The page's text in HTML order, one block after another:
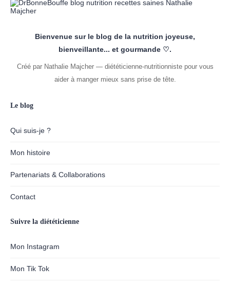
Bienvenue sur le blog de la nutrition joyeuse,
bienveillante... et gourmande ♡.
Créé par Nathalie Majcher — diététicienne-nutritionniste pour vous
aider à manger mieux sans prise de tête.
Le blog
Qui suis-je ?
Mon histoire
Partenariats & Collaborations
Contact
Suivre la diététicienne
Mon Instagram
Mon Tik Tok